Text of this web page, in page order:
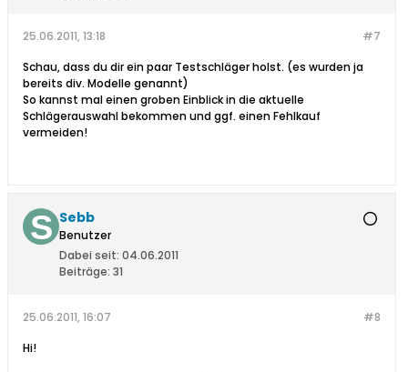
#7
25.06.2011, 13:18
Schau, dass du dir ein paar Testschläger holst. (es wurden ja
bereits div. Modelle genannt)
So kannst mal einen groben Einblick in die aktuelle
Schlägerauswahl bekommen und ggf. einen Fehlkauf
vermeiden!
Sebb
Benutzer
Dabei seit: 04.06.2011
Beiträge: 31
#8
25.06.2011, 16:07
Hi!